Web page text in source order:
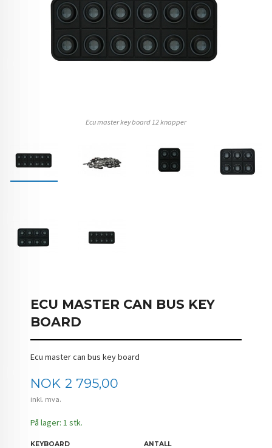
Ecu master key board 12 knapper
ECU MASTER CAN BUS KEY
BOARD
Ecu master can bus key board
Pris
NOK 2 795,00
inkl. mva.
På lager: 1 stk.
KEYBOARD ANTALL